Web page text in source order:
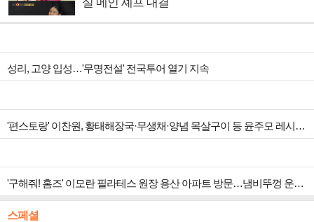
성리, 고양 입성…'무명전설' 전국투어 열기 지속
'편스토랑' 이찬원, 황태해장국·무생채·양념 목살구이 등 윤주모 레시피 섭렵
'구해줘! 홈즈' 이모란 필라테스 원장 용산 아파트 방문…냄비뚜껑 운동법 소개
스페셜